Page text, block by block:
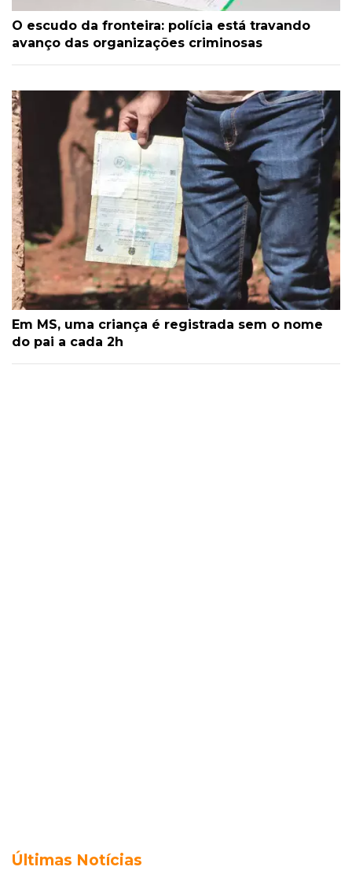
O escudo da fronteira: polícia está travando
avanço das organizações criminosas
Em MS, uma criança é registrada sem o nome
do pai a cada 2h
Últimas Notícias